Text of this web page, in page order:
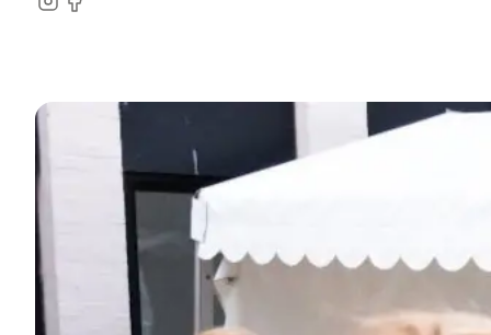
Instagram
Facebook